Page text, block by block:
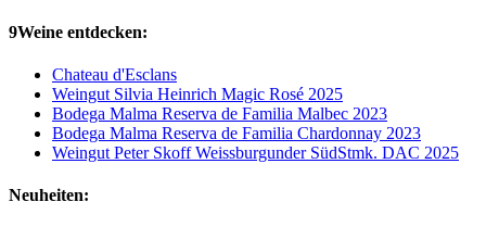
9Weine entdecken:
Chateau d'Esclans
Weingut Silvia Heinrich Magic Rosé 2025
Bodega Malma Reserva de Familia Malbec 2023
Bodega Malma Reserva de Familia Chardonnay 2023
Weingut Peter Skoff Weissburgunder SüdStmk. DAC 2025
Neuheiten: